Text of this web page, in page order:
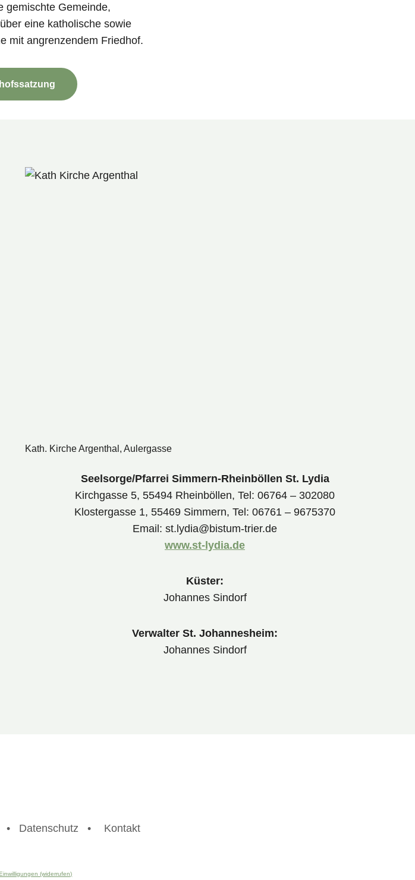
gemischte Gemeinde,
eine katholische sowie
mit angrenzendem Friedhof.
Kath. Kirche Argenthal, Aulergasse
Seelsorge/Pfarrei Simmern-Rheinböllen St. Lydia
Kirchgasse 5, 55494 Rheinböllen, Tel: 06764 – 302080
Klostergasse 1, 55469 Simmern, Tel: 06761 – 9675370
Email: st.lydia@bistum-trier.de
www.st-lydia.de
Küster:
Johannes Sindorf
Verwalter St. Johannesheim:
Johannes Sindorf
• Datenschutz • Kontakt
(widerrufen)